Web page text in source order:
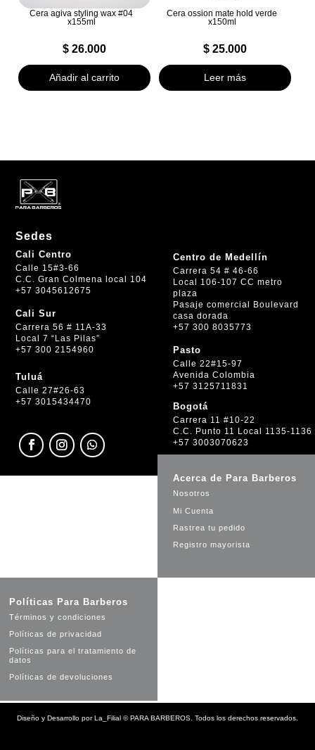
Cera agiva styling wax #04
x155ml
$26.000
Añadir al carrito
Cera ossion mate hold verde
x150ml
$25.000
Leer más
Sedes
Cali Centro
Calle 15#3-66
C.C. Gran Colmena local 104
+57 3045612675
Cali Sur
Carrera 56 # 11A-33
Local 7 “Las Pilas”
+57 300 2154960
Tuluá
Calle 27#26-63
+57 3015434470
Centro de Medellín
Carrera 54 # 46-66
Local 106-107 CC metro
plaza
Pasaje comercial Boulevard
casa dorada
+57 300 8035773
Pasto
Calle 22#15-97
Avenida Colombia
+57 3125711831
Bogotá
Carrera 11 #10-22
C.C. Punto 11 Local 1135-1136
+57 3003070623
Acerca de Para Barberos
Nosotros
Mi Cuenta
Rastrea tu pedido
Registro mayorista
Políticas Para Barberos
Términos y condiciones
Políticas de privacidad
Políticas para el tratamiento de
datos
Políticas de devoluciones
Diseño y Desarrollo porLa_Filial ©PARA BARBEROS. Todos los derechos reservados.